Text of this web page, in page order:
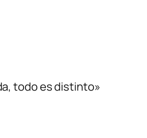
todo es distinto»